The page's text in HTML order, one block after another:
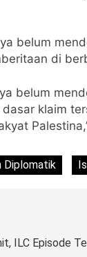
belum
di
belum
klaim
Diplomatik
ILC Episode